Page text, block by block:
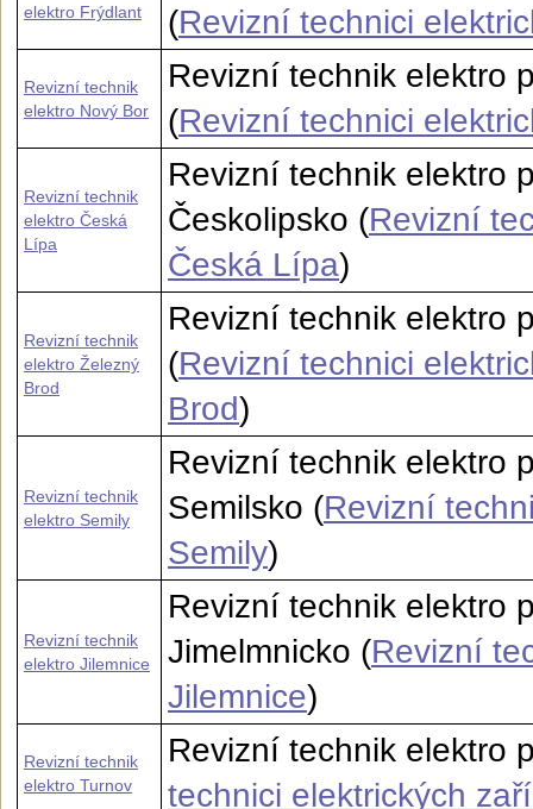
elektro Frýdlant
(Revizní technici
Revizní technik
elektro Nový Bor
Revizní technik elektro
(Revizní technici
Revizní technik
elektro Česká
Lípa
Revizní technik elektro
Českolipsko (Revizní
Česká Lípa)
Revizní technik
elektro Železný
Brod
Revizní technik elektro
(Revizní technici
Brod)
Revizní technik
elektro Semily
Revizní technik elektro
Semilsko (Revizní
Semily)
Revizní technik
elektro Jilemnice
Revizní technik elektro
Jimelmnicko (Revizní
Jilemnice)
Revizní technik
elektro Turnov
Revizní technik elektro
technici elektrických